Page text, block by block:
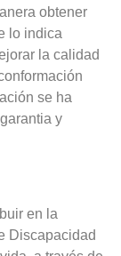
obtener
lo indica
la calidad
se ha
y
en la
Discapacidad